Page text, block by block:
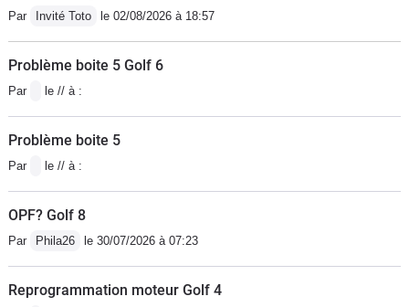
Par Invité Toto le 02/08/2026 à 18:57
Problème boite 5 Golf 6
Par le // à :
Problème boite 5
Par le // à :
OPF? Golf 8
Par Phila26 le 30/07/2026 à 07:23
Reprogrammation moteur Golf 4